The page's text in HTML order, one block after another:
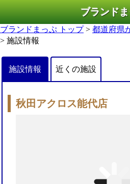
ブランド
ブランドまっぷ トップ> 都道府県
> 施設情報
施設情報 近くの施設
秋田アクロス能代店